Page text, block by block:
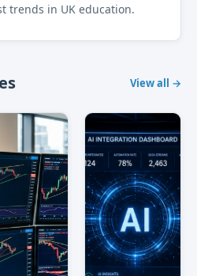
trends in UK education.
View all →